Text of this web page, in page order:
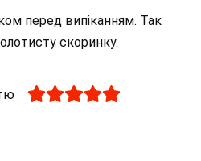
перед випіканням. Так
скоринку.